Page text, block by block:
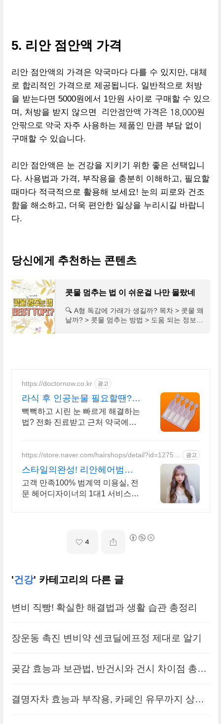
5. 리안 점안액 가격
리안 점안액의 가격은 약국마다 다를 수 있지만, 대체
로 합리적인 가격으로 제공됩니다. 일반적으로 처방
을 받는다면 5000원에서 1만원 사이로 구매할 수 있으
며, 처방을 받지 않으면
리안점안액 가격은 18,000원
안팎으로 약국자주 사용하는 제품인 만큼 부담 없이
구매할 수 있습니다.
리안 점안액은 눈 건강을 지키기 위한 좋은 선택입니
다. 사용법과 가격, 부작용을 충분히 이해하고, 필요할
때마다 적극적으로 활용해 보세요! 눈의 피로와 건조
함을 해소하고, 더욱 편안한 일상을 누리시길 바랍니
다.
당신에게 추천하는 콘텐츠
콧물 멈추는 법 이 쉬운걸 나만 몰랐네
🔍 A형 독감에 가래가 생길까? 목차 > 콧물 왜
날까? > 콧물 멈추는 방법 > 도움 되는 정보
https://doctornow.co.kr 광고
라식 후 인공눈물 필요할땐? 6
통 이상 한번에 처방 가능
뻑뻑하고 시린 눈 빠르게 해결하는
법? 전화 진료받고 근처 약국에서
https://store.naver.com/hairshops/detail?id=12751
광고
스타일의완성! 리안헤어범계
점
고객 만족100% 범계역 미용실, 전
문 헤어디자이너의 1대1 서비스,
4
'건강' 카테고리의 다른 글
변비 직빵! 확실한 해결법과 생활 습관 총정리
장운동 촉진 변비약 센코딜에프정 제대로 알기
곶감 효능과 보관법, 반건시와 건시 차이점 총정
결명자차 효능과 부작용, 카페인 유무까지 상세